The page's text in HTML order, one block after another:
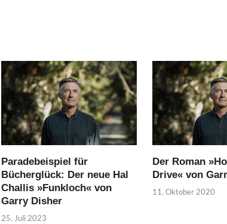
Paradebeispiel für
Bücherglück: Der neue Hal
Challis »Funkloch« von
Garry Disher
25. Juli 2023
Der Roman
Drive« von
11. Oktober 2020